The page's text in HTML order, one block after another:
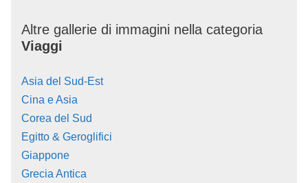
Altre gallerie di immagini nella categoria
Viaggi
Asia del Sud-Est
Cina e Asia
Corea del Sud
Egitto & Geroglifici
Giappone
Grecia Antica